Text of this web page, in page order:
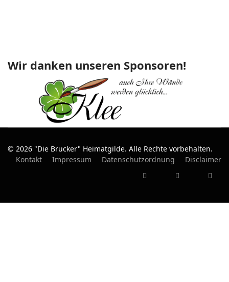
Wir danken unseren Sponsoren!
© 2026 "Die Brucker" Heimatgilde. Alle Rechte vorbehalten.
Kontakt
Impressum Datenschutzordnung Disclaimer